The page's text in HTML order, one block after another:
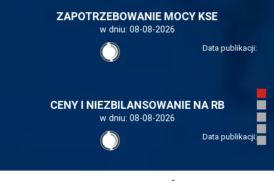
ZAPOTRZEBOWANIE MOCY KSE
w dniu: 08-08-2026
Data publikacji:
CENY I NIEZBILANSOWANIE NA RB
w dniu: 08-08-2026
Data publikacji: